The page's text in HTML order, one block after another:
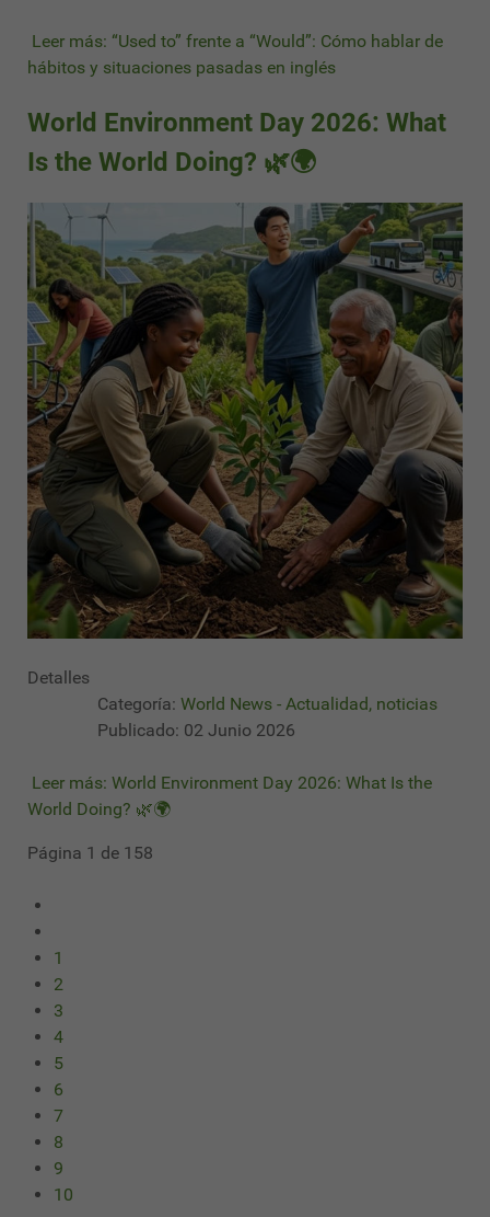
Leer más: “Used to” frente a “Would”: Cómo hablar de
hábitos y situaciones pasadas en inglés
World Environment Day 2026: What
Is the World Doing? 🌿🌍
Detalles
Categoría: World News - Actualidad, noticias
Publicado: 02 Junio 2026
Leer más: World Environment Day 2026: What Is the
World Doing? 🌿🌍
Página 1 de 158
1
2
3
4
5
6
7
8
9
10